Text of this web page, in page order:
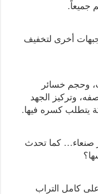
جميعاً.
أخرى لتخفيف
وحجم خسائر
وتركيز الجهد
يتطلب كسره فيها.
صنعاء… كما تحدث
كامل التراب